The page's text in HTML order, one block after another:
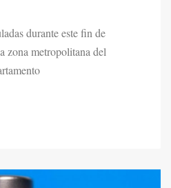
durante este fin de
zona metropolitana del